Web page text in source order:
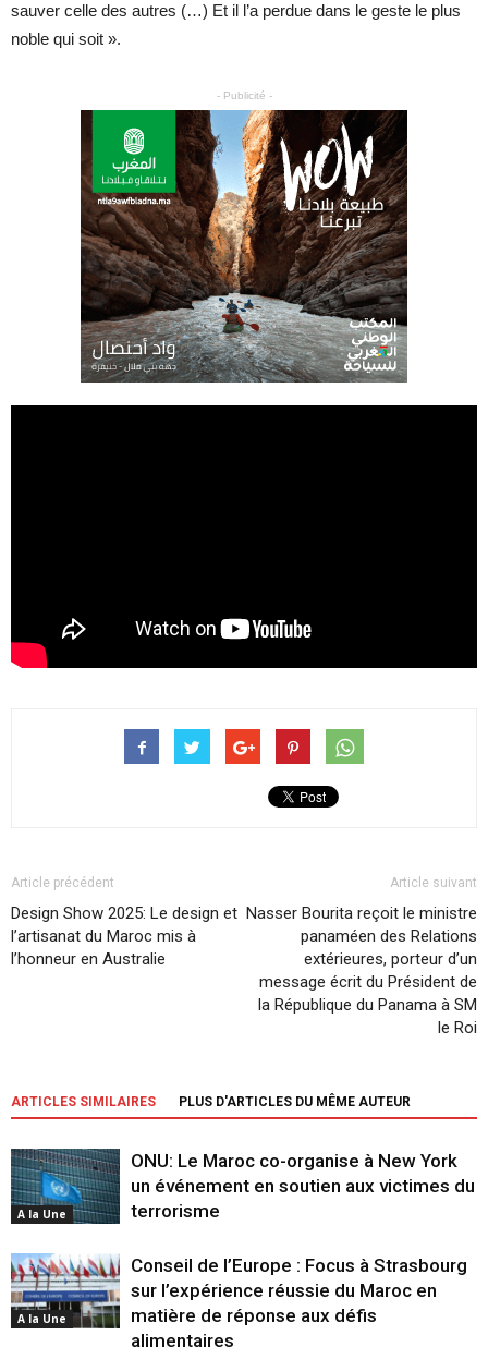
sauver celle des autres (…) Et il l’a perdue dans le geste le plus
noble qui soit ».
- Publicité -
Article précédent
Design Show 2025: Le design et
l’artisanat du Maroc mis à
l’honneur en Australie
Article suivant
Nasser Bourita reçoit le ministre
panaméen des Relations
extérieures, porteur d’un
message écrit du Président de
la République du Panama à SM
le Roi
ARTICLES SIMILAIRES PLUS D'ARTICLES DU MÊME AUTEUR
A la Une
ONU: Le Maroc co-organise à New York
un événement en soutien aux victimes du
terrorisme
A la Une
Conseil de l’Europe : Focus à Strasbourg
sur l’expérience réussie du Maroc en
matière de réponse aux défis
alimentaires